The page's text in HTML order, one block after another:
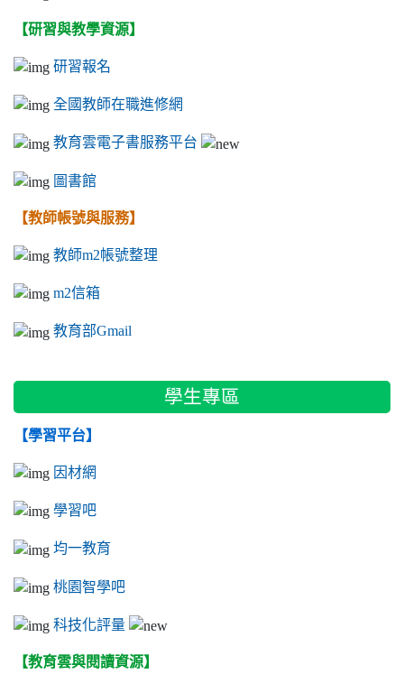
【研習與教學資源】
研習報名
全國教師在職進修網
教育雲電子書服務平台
圖書館
【教師帳號與服務】
教師m2帳號整理
m2信箱
教育部Gmail
學生專區
【學習平台】
因材網
學習吧
均一教育
桃園智學吧
科技化評量
【教育雲與閱讀資源】